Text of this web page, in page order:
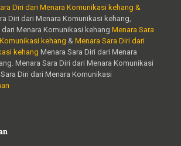
Diri dari Menara Komunikasi kehang &
Diri dari Menara Komunikasi kehang,
dari Menara Komunikasi kehang Menara Sara
kehang & Menara Sara Diri dari
kehang Menara Sara Diri dari Menara
Menara Sara Diri dari Menara Komunikasi
Diri dari Menara Komunikasi